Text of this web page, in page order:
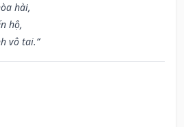
hài,
hộ,
vô tai.”